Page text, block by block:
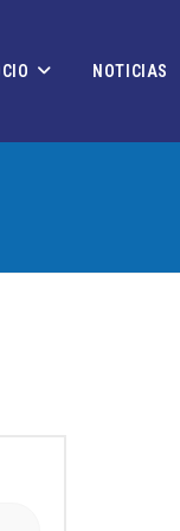
NOTICIAS